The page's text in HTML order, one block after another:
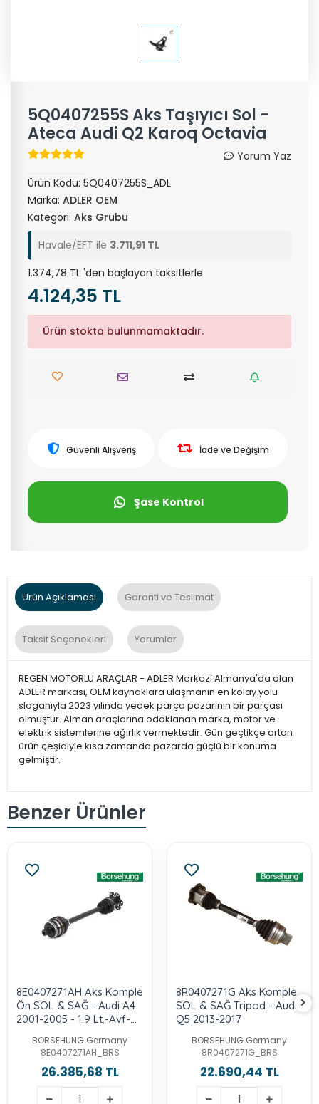
5Q0407255S Aks Taşıyıcı Sol -
Ateca Audi Q2 Karoq Octavia
Yorum Yaz
Ürün Kodu: 5Q0407255S_ADL
Marka: ADLER OEM
Kategori: Aks Grubu
Havale/EFT ile 3.711,91 TL
1.374,78 TL 'den başlayan taksitlerle
4.124,35 TL
Ürün stokta bulunmamaktadır.
Güvenli Alışveriş İade ve Değişim
Şase Kontrol
Ürün Açıklaması Garanti ve Teslimat
Taksit Seçenekleri Yorumlar
REGEN MOTORLU ARAÇLAR - ADLER Merkezi Almanya'da olan
ADLER markası, OEM kaynaklara ulaşmanın en kolay yolu
sloganıyla 2023 yılında yedek parça pazarının bir parçası
olmuştur. Alman araçlarına odaklanan marka, motor ve
elektrik sistemlerine ağırlık vermektedir. Gün geçtikçe artan
ürün çeşidiyle kısa zamanda pazarda güçlü bir konuma
gelmiştir.
Benzer Ürünler
8E0407271AH Aks Komple
Ön SOL & SAĞ - Audi A4
2001-2005 - 1.9 Lt.-Avf-
BORSEHUNG Germany
8E0407271AH_BRS
26.385,68 TL
8R0407271G Aks Komple
SOL & SAĞ Tripod - Audı-
Q5 2013-2017
BORSEHUNG Germany
8R0407271G_BRS
22.690,44 TL